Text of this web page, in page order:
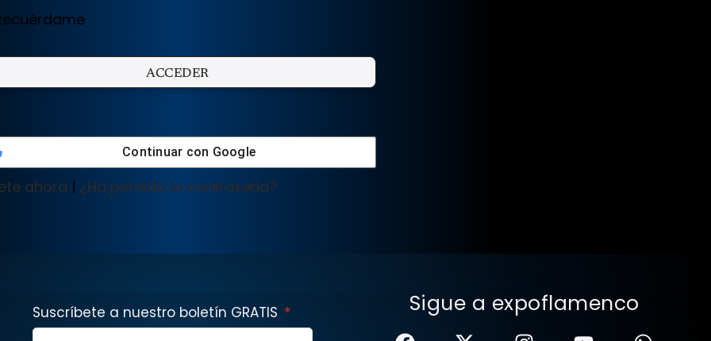
Continuar con Google
ahora | ¿Ha perdido la contraseña?
Suscríbete a nuestro boletín GRATIS Sigue a expoflamenco